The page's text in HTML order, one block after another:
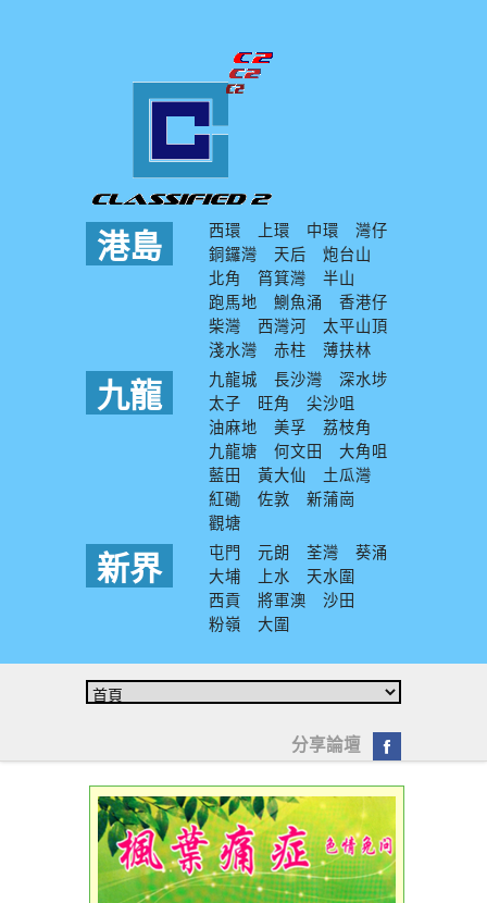
港島 西環 上環 中環
灣仔
銅鑼灣
天后
炮台山
北角
筲箕灣
半山
跑馬地
鰂魚涌
香港仔
柴灣
西灣河
太平山頂
淺水灣
赤柱 薄扶林
九龍 九龍城 長沙灣
深水埗
太子
旺角
尖沙咀
油麻地
美孚
荔枝角
九龍塘
何文田
大角咀
藍田
黃大仙
土瓜灣
紅磡
佐敦
新蒲崗
觀塘
新界 屯門 元朗 荃灣
葵涌
大埔
上水
天水圍
西貢
將軍澳
沙田
粉嶺
大圍
分享論壇